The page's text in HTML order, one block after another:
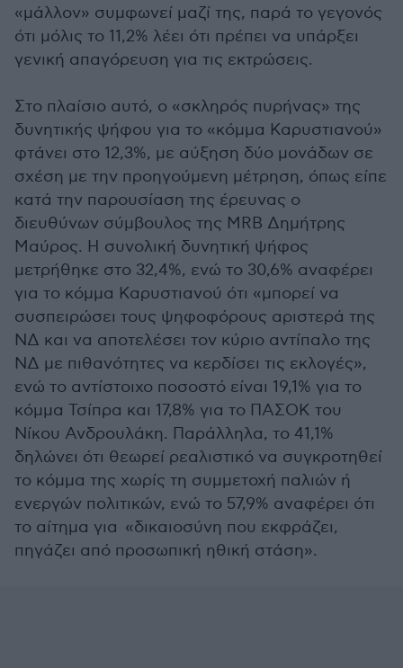
«μάλλον» συμφωνεί μαζί της, παρά το γεγονός
ότι μόλις το 11,2% λέει ότι πρέπει να υπάρξει
γενική απαγόρευση για τις εκτρώσεις.
Στο πλαίσιο αυτό, ο «σκληρός πυρήνας» της
δυνητικής ψήφου για το «κόμμα Καρυστιανού»
φτάνει στο 12,3%, με αύξηση δύο μονάδων σε
σχέση με την προηγούμενη μέτρηση, όπως είπε
κατά την παρουσίαση της έρευνας ο
διευθύνων σύμβουλος της ΜRB Δημήτρης
Μαύρος. Η συνολική δυνητική ψήφος
μετρήθηκε στο 32,4%, ενώ το 30,6% αναφέρει
για το κόμμα Καρυστιανού ότι «μπορεί να
συσπειρώσει τους ψηφοφόρους αριστερά της
ΝΔ και να αποτελέσει τον κύριο αντίπαλο της
ΝΔ με πιθανότητες να κερδίσει τις εκλογές»,
ενώ το αντίστοιχο ποσοστό είναι 19,1% για το
κόμμα Τσίπρα και 17,8% για το ΠΑΣΟΚ του
Νίκου Ανδρουλάκη. Παράλληλα, το 41,1%
δηλώνει ότι θεωρεί ρεαλιστικό να συγκροτηθεί
το κόμμα της χωρίς τη συμμετοχή παλιών ή
ενεργών πολιτικών, ενώ το 57,9% αναφέρει ότι
το αίτημα για «δικαιοσύνη που εκφράζει,
πηγάζει από προσωπική ηθική στάση».